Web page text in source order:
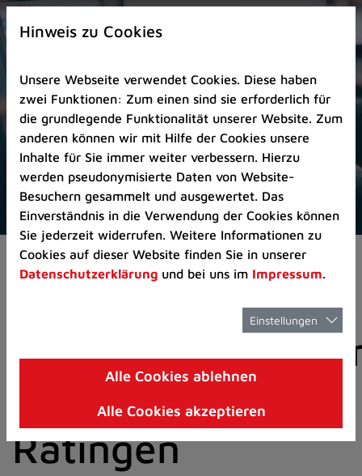
Zur
Startseite
Zum
Seitenanfang
springen
(Schnelltaste
A)
Zur
Navigation/Menü
springen
(Schnelltaste
M)
Zur
8)
I)
Aktuelles Pressemitteilungen
der Stadt
Ratingen
Hinweis zu Cookies
Unsere Webseite verwendet Cookies. Diese haben
zwei Funktionen: Zum einen sind sie erforderlich für
die grundlegende Funktionalität unserer Website. Zum
anderen können wir mit Hilfe der Cookies unsere
Inhalte für Sie immer weiter verbessern. Hierzu
werden pseudonymisierte Daten von Website-
Besuchern gesammelt und ausgewertet. Das
Einverständnis in die Verwendung der Cookies können
Sie jederzeit widerrufen. Weitere Informationen zu
Cookies auf dieser Website finden Sie in unserer
Datenschutzerklärung und bei uns im Impressum.
Einstellungen
Alle Cookies ablehnen
Alle Cookies akzeptieren